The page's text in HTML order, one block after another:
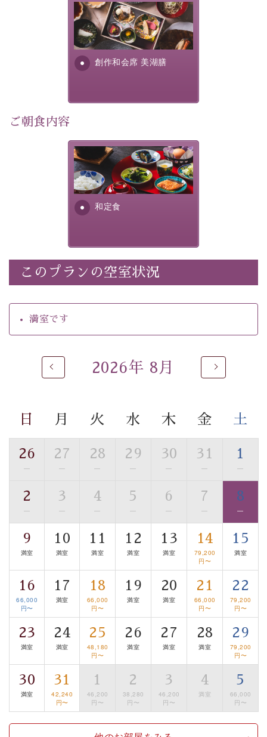
---------------------------------------------
・記念写真＆オリジナル【フォトフレームカード】プレ
思い出デザートプレート付き
・諏訪大社4社を巡る無料参拝バス（事前予約制）
・館内着をご用意
・就寝用パジャマをご用意
・環境に配慮したアメニティをご用意
・館内フリーWi-Fi
・チェックイン15時、チェックアウト10時
いう昔の暦による料理表現）
・朝食はこだわりの味噌汁をはじめとした和定食
【温泉】
るご入浴をお愉しみください。
■お座敷風呂（大浴場）
す。
※男性大浴場までのご移動には階段がございます。 予め
ご了承のほどお願いいたします。
眺望はございませんが、源泉掛け流しの温泉の質を楽し
む貸切温泉風呂です。ゆったりといやされるプライベー
トな空間をお愉しみください。
【旅】
■諏訪大社4社を巡る無料参拝バス
豊富な知識を持ったドライバー兼ガイドが諏訪大社をご
案内します。 事前ご予約制ですので、ご利用ご希望の方
は【3日前まで】にお電話ください。
※交通規制などにより運行できない日がございます
※年末年始及び御柱祭前後は運行しておりません
以上がプラン内容です。
上諏訪温泉“しんゆ”なら諏訪大社など歴史ある諏訪の街
で心癒されます。
清らかな源泉、自然の恵みあるお食事、諏訪湖に包まれ
創作和会席 美湖膳
美湖膳とは諏訪の地で特別を
提供する為に料理長・神原 裕
明が考え出した創作和会席で
す。美しい諏訪湖の幸...
ご朝食内容
和定食
さっぱりとした和食膳に使わ
れる食材は、諏訪の名産品を
ふんだんに取り入れ、安心・
安全を心掛けた長野県産...
このプランの空室状況
満室です
2026年 8月
日 月 火 水 木 金 土
26
—
27
—
28
—
29
—
30
—
31
—
1
—
2
—
3
—
4
—
5
—
6
—
7
—
8
—
9
満室
10
満室
11
満室
12
満室
13
満室
14
79,200
円〜
15
満室
16
66,000
円〜
17
満室
18
66,000
円〜
19
満室
20
満室
21
66,000
円〜
22
79,200
円〜
23
満室
24
満室
25
48,180
円〜
26
満室
27
満室
28
満室
29
79,200
円〜
30
満室
31
42,240
円〜
1
46,200
円〜
2
38,280
円〜
3
46,200
円〜
4
満室
5
66,000
円〜